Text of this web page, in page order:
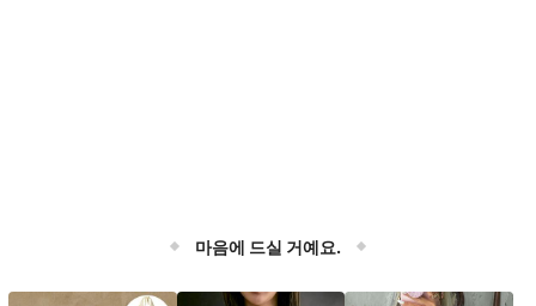
마음에 드실 거예요.